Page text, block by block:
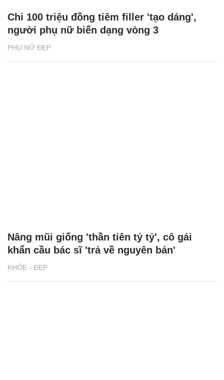
PHỤ NỮ ĐẸP
Chi 100 triệu đồng tiêm filler 'tạo dáng',
người phụ nữ biến dạng vòng 3
KHỎE - ĐẸP
Nâng mũi giống 'thần tiên tỷ tỷ', cô gái
khẩn cầu bác sĩ 'trả về nguyên bản'